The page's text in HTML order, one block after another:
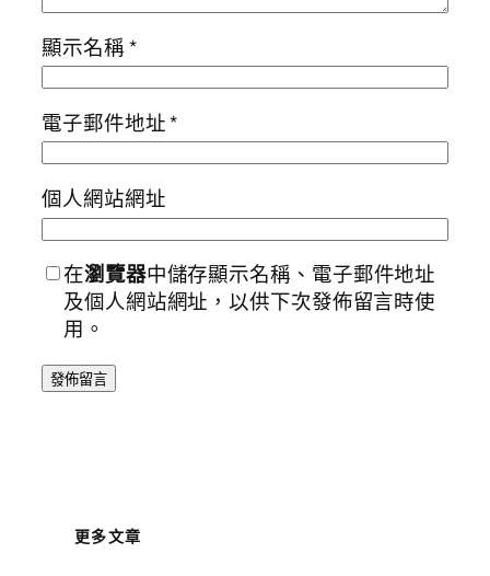
顯示名稱*
電子郵件地址*
個人網站網址
在瀏覽器中儲存顯示名稱、電子郵件地址
及個人網站網址，以供下次發佈留言時使
用。
更多文章